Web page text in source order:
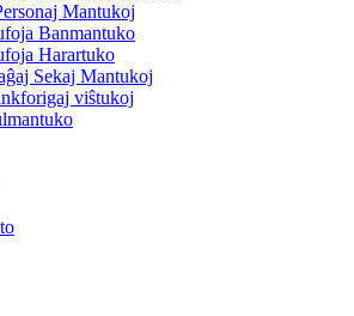
Mantukoj
Banmantuko
Harartuko
Sekaj Mantukoj
viŝtukoj